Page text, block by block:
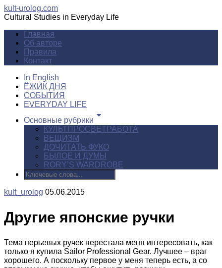
kult-urolog.com
Cultural Studies in Everyday Life
Главная
Об авторе
Правила
Контакт
In English
ЁЖИК ДНЯ
СОБЫТИЯ
EVERYDAY LIFE
Основные рубрики
КУЛЬТПРОСВЕТРАБОТА
ВЕЩИЗМ
ДОЧИТАТЬ ФУКО
БЫЛОЕ И ДУМЫ
RORY’S WARDROBE
kult_urolog 05.06.2015
Другие японские ручки
Тема перьевых ручек перестала меня интересовать, как
только я купила Sailor Professional Gear. Лучшее – враг
хорошего. А поскольку первое у меня теперь есть, а со